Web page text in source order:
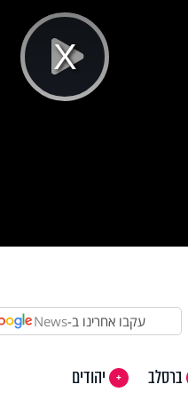
Play
עקבו אחרינו ב-News
ברסלב יהודים